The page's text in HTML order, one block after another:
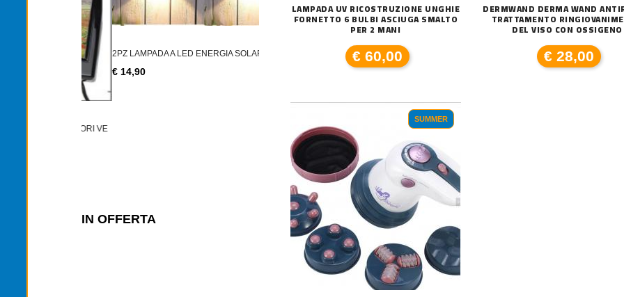
2PZ LAMPADA A LED ENERGIA SOLARE LU
€ 14,90
CATENA LUMINOSA DA ESTERNO SOLARE 1TELECAMERA VIDEOSORVEGLIANZA IP WIF
IN OFFERTA
LAMPADA UV RICOSTRUZIONE UNGHIE
FORNETTO 6 BULBI ASCIUGA SMALTO
PER 2 MANI
€ 60,00
DERMWAND DERMA WAND
TRATTAMENTO
DEL VISO CON OSSIGENO
€ 28,00
SUMMER